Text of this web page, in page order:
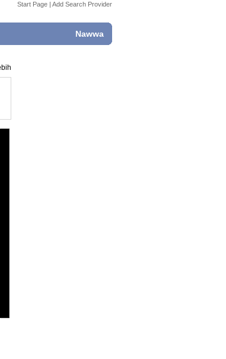
Start Page | Add Search Provider
Nawwa